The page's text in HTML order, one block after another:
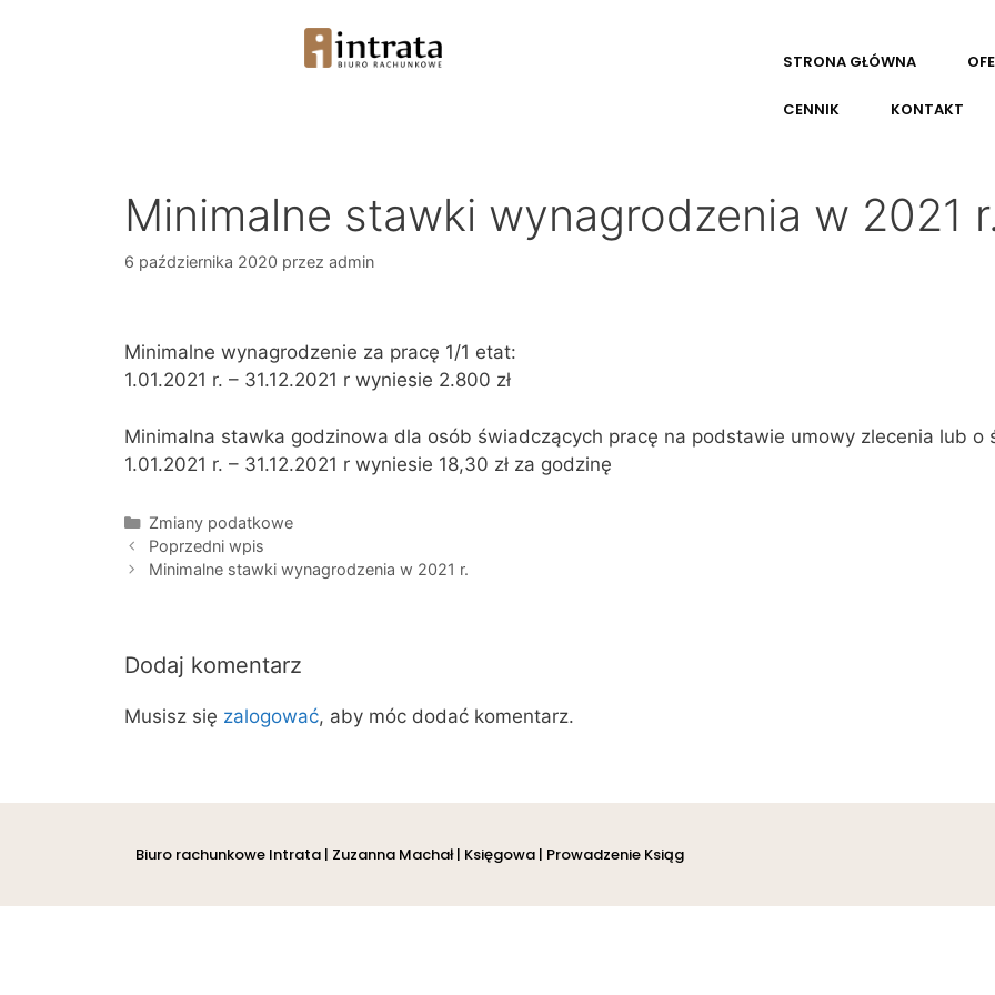
STRONA GŁÓWNA
CENNIK KONTAKT
Minimalne stawki wynagrodzenia w 2021
6 października 2020 przez admin
Minimalne wynagrodzenie za pracę 1/1 etat:
1.01.2021 r. – 31.12.2021 r wyniesie 2.800 zł
Minimalna stawka godzinowa dla osób świadczących pracę na podstawie umowy zlecenia lub o
1.01.2021 r. – 31.12.2021 r wyniesie 18,30 zł za godzinę
Zmiany podatkowe
Poprzedni wpis
Minimalne stawki wynagrodzenia w 2021 r.
Dodaj komentarz
Musisz się zalogować, aby móc dodać komentarz.
Biuro rachunkowe Intrata | Zuzanna Machał | Księgowa | Prowadzenie Ksiąg